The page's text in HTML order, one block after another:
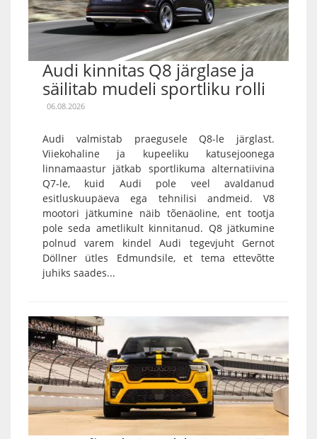
Audi kinnitas Q8 järglase ja
säilitab mudeli sportliku rolli
06.08.2026
Audi valmistab praegusele Q8-le järglast.
Viiekohaline ja kupeeliku katusejoonega
linnamaastur jätkab sportlikuma alternatiivina
Q7-le, kuid Audi pole veel avaldanud
esitluskuupäeva ega tehnilisi andmeid. V8
mootori jätkumine näib tõenäoline, ent tootja
pole seda ametlikult kinnitanud. Q8 jätkumine
polnud varem kindel Audi tegevjuht Gernot
Döllner ütles Edmundsile, et tema ettevõtte
juhiks saades...